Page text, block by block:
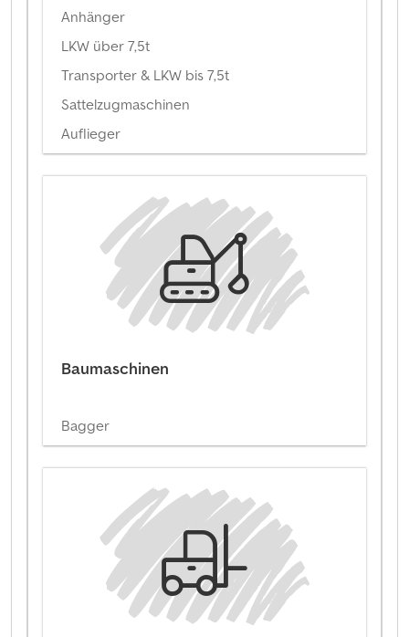
Anhänger
LKW über 7,5t
Transporter & LKW bis 7,5t
Sattelzugmaschinen
Auflieger
Baumaschinen
Bagger